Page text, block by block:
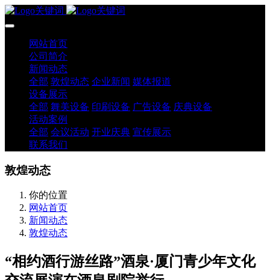
网站首页
公司简介
新闻动态
全部 敦煌动态 企业新闻 媒体报道
设备展示
全部 舞美设备 印刷设备 广告设备 庆典设备
活动案例
全部 会议活动 开业庆典 宣传展示
联系我们
敦煌动态
你的位置
网站首页
新闻动态
敦煌动态
“相约酒行游丝路”酒泉·厦门青少年文化